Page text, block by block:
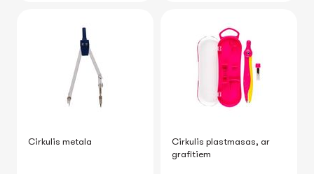
Cirkulis metala
Cirkulis plastmasas, ar
grafītiem